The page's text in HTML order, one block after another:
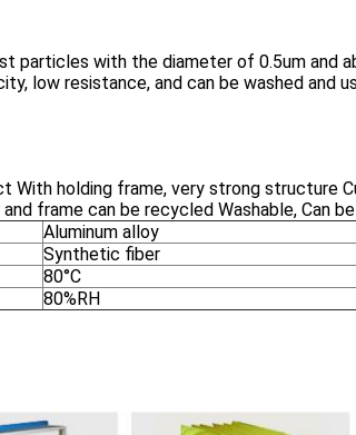
particles with the diameter of 0.5um and
low resistance, and can be washed and
With holding frame, very strong structure
frame can be recycled Washable, Can
Aluminum alloy
Synthetic fiber
80°C
80%RH